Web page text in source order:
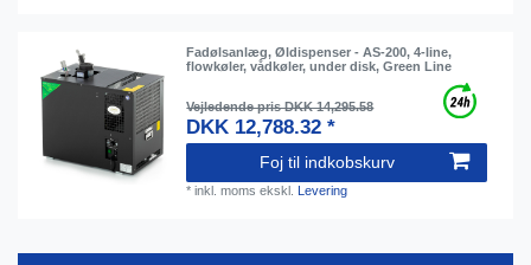
Fadølsanlæg, Øldispenser - AS-200, 4-line,
flowkøler, vådkøler, under disk, Green Line
Vejledende pris DKK 14,295.58
DKK 12,788.32 *
Foj til indkobskurv
*inkl. moms ekskl. Levering